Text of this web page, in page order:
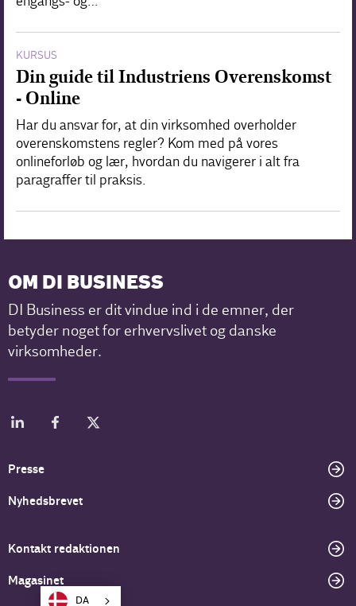
KURSUS
Din guide til Industriens Overenskomst
- Online
Har du ansvar for, at din virksomhed overholder
overenskomstens regler? Kom med på vores
onlineforløb og lær, hvordan du navigerer i alt fra
paragraffer til praksis.
OM DI BUSINESS
DI Business er dit vindue ind i de emner, der
betyder noget for erhvervslivet og danske
virksomheder.
Presse
Nyhedsbrevet
Kontakt redaktionen
Magasinet
DA